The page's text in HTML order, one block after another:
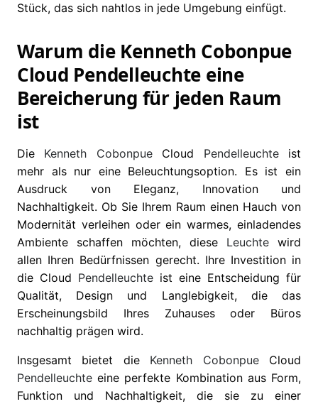
Stück, das sich nahtlos in jede Umgebung einfügt.
Warum die Kenneth Cobonpue
Cloud Pendelleuchte eine
Bereicherung für jeden Raum
ist
Die Kenneth CobonpueCloud Pendelleuchteist
mehr als nur eine Beleuchtungsoption. Es ist ein
Ausdruck von Eleganz, Innovation und
Nachhaltigkeit. Ob Sie Ihrem Raum einen Hauch von
Modernität verleihen oder ein warmes, einladendes
Ambiente schaffen möchten, diese Leuchte wird
allen Ihren Bedürfnissen gerecht. Ihre Investition in
die Cloud Pendelleuchte ist eine Entscheidung für
Qualität, Design und Langlebigkeit, die das
Erscheinungsbild Ihres Zuhauses oder Büros
nachhaltig prägen wird.
Insgesamt bietet die Kenneth CobonpueCloud
Pendelleuchte eine perfekte Kombination aus Form,
Funktion und Nachhaltigkeit, die sie zu einer